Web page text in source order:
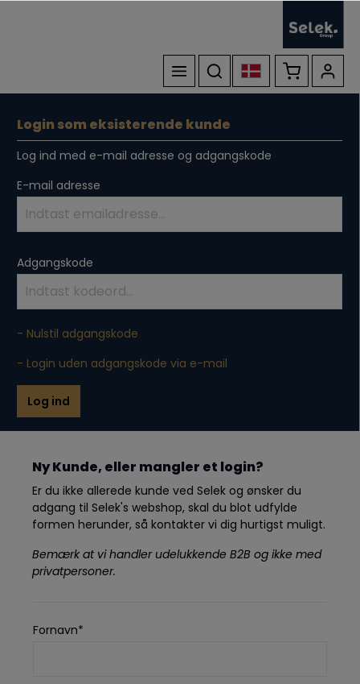
Login som eksisterende kunde
Log ind med e-mail adresse og adgangskode
E-mail adresse
Adgangskode
- Nulstil adgangskode
- Login uden adgangskode via e-mail
Log ind
Ny Kunde, eller mangler et login?
Er du ikke allerede kunde ved Selek og ønsker du
adgang til Selek's webshop, skal du blot udfylde
formen herunder, så kontakter vi dig hurtigst muligt.
Bemærk at vi handler udelukkende B2B og ikke med
privatpersoner.
Fornavn*